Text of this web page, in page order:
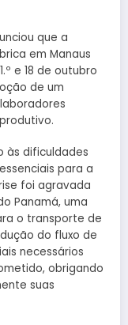
que a
em Manaus
e 18 de outubro
de um
às dificuldades
para a
foi agravada
Panamá, uma
o transporte de
do fluxo de
necessários
obrigando
suas